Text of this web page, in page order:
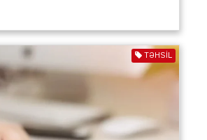
TƏHSIL